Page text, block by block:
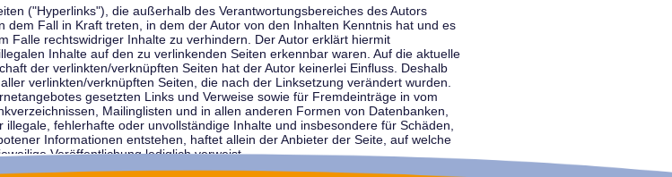
("Hyperlinks"), die außerhalb des Verantwortungsbereiches des Autors
Fall in Kraft treten, in dem der Autor von den Inhalten Kenntnis hat und es
Falle rechtswidriger Inhalte zu verhindern. Der Autor erklärt hiermit
Inhalte auf den zu verlinkenden Seiten erkennbar waren. Auf die aktuelle
der verlinkten/verknüpften Seiten hat der Autor keinerlei Einfluss. Deshalb
verlinkten/verknüpften Seiten, die nach der Linksetzung verändert wurden.
gesetzten Links und Verweise sowie für Fremdeinträge in vom
Mailinglisten und in allen anderen Formen von Datenbanken,
fehlerhafte oder unvollständige Inhalte und insbesondere für Schäden,
Informationen entstehen, haftet allein der Anbieter der Seite, auf welche
Veröffentlichung lediglich verweist.